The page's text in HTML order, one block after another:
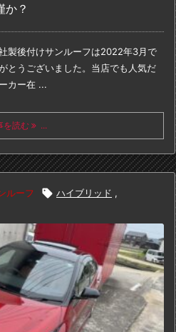
か？
製後付けサンルーフは2022年3月で
とうございました。 当店でも人気だ
カー在 ...
を読む ...
ルーフ  ハイブリッド ,